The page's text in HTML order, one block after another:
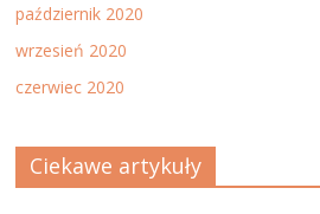
październik 2020
wrzesień 2020
czerwiec 2020
Ciekawe artykuły